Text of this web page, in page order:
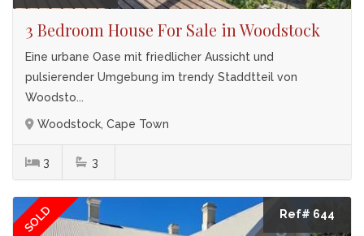
3 Bedroom House For Sale in Woodstock
Eine urbane Oase mit friedlicher Aussicht und
pulsierender Umgebung im trendy Staddtteil von
Woodsto...
Woodstock, Cape Town
3 3
SOLD Ref# 644